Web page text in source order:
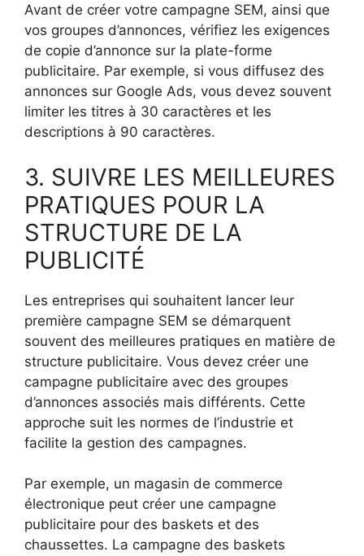
Avant de créer votre campagne SEM, ainsi que
vos groupes d’annonces, vérifiez les exigences
de copie d’annonce sur la plate-forme
publicitaire. Par exemple, si vous diffusez des
annonces sur Google Ads, vous devez souvent
limiter les titres à 30 caractères et les
descriptions à 90 caractères.
3. SUIVRE LES MEILLEURES
PRATIQUES POUR LA
STRUCTURE DE LA
PUBLICITÉ
Les entreprises qui souhaitent lancer leur
première campagne SEM se démarquent
souvent des meilleures pratiques en matière de
structure publicitaire. Vous devez créer une
campagne publicitaire avec des groupes
d’annonces associés mais différents. Cette
approche suit les normes de l’industrie et
facilite la gestion des campagnes.
Par exemple, un magasin de commerce
électronique peut créer une campagne
publicitaire pour des baskets et des
chaussettes. La campagne des baskets